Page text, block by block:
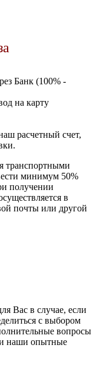
Банк (100% -
на карту
расчетный счет,
транспортными
минимум 50%
получении
в
почты или другой
Вас в случае, если
с выбором
вопросы
наши опытные